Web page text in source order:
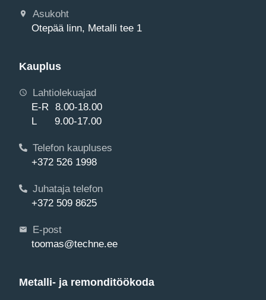
Asukoht
Otepää linn, Metalli tee 1
Kauplus
Lahtiolekuajad
E-R 8.00-18.00
L 9.00-17.00
Telefon kaupluses
+372 526 1998
Juhataja telefon
+372 509 8625
E-post
toomas@techne.ee
Metalli- ja remonditöökoda